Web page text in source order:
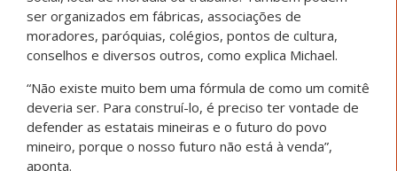
ser organizados em fábricas, associações de
moradores, paróquias, colégios, pontos de cultura,
conselhos e diversos outros, como explica Michael.
“Não existe muito bem uma fórmula de como um comitê
deveria ser. Para construí-lo, é preciso ter vontade de
defender as estatais mineiras e o futuro do povo
mineiro, porque o nosso futuro não está à venda”,
aponta.